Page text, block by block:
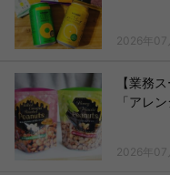
2026年07
【業務
「アレ
2026年07